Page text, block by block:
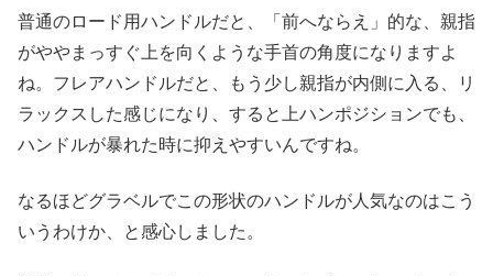
普通のロード用ハンドルだと、「前へならえ」的な、親指
がややまっすぐ上を向くような手首の角度になりますよ
ね。フレアハンドルだと、もう少し親指が内側に入る、リ
ラックスした感じになり、すると上ハンポジションでも、
ハンドルが暴れた時に抑えやすいんですね。
なるほどグラベルでこの形状のハンドルが人気なのはこう
いうわけか、と感心しました。